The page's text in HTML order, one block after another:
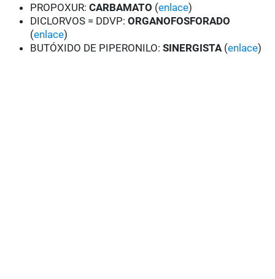
PROPOXUR:CARBAMATO (enlace)
DICLORVOS = DDVP:ORGANOFOSFORADO
(enlace)
BUTÓXIDO DE PIPERONILO:SINERGISTA(enlace)